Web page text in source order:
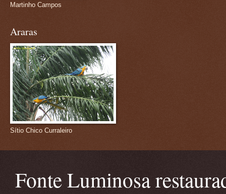
Martinho Campos
Araras
Sítio Chico Curraleiro
Fonte Luminosa